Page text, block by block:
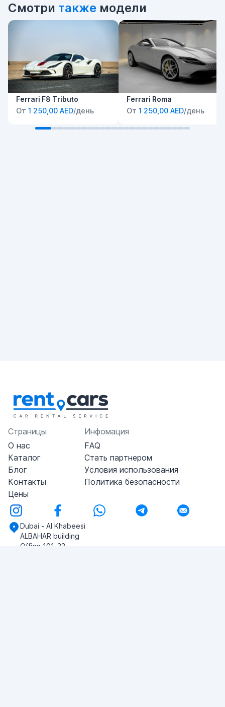
Смотри также модели
Ferrari F8 Tributo
От 1 250,00 AED/день
Ferrari Roma
От 1 250,00 AED/день
Страницы
О нас
Каталог
Блог
Контакты
Цены
Инфомация
FAQ
Стать партнером
Условия использования
Политика безопасности
Dubai - Al Khabeesi
ALBAHAR building
Office 101-33